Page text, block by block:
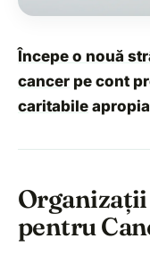
Începe o nouă
cancer pe cont
caritabile
pentru